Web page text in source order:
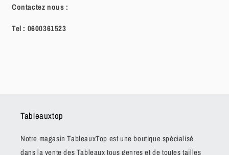
Contactez nous :
Tel : 0600361523
Tableauxtop
Notre magasin TableauxTop est une boutique spécialisé
dans la vente des Tableaux tous genres et de toutes tailles